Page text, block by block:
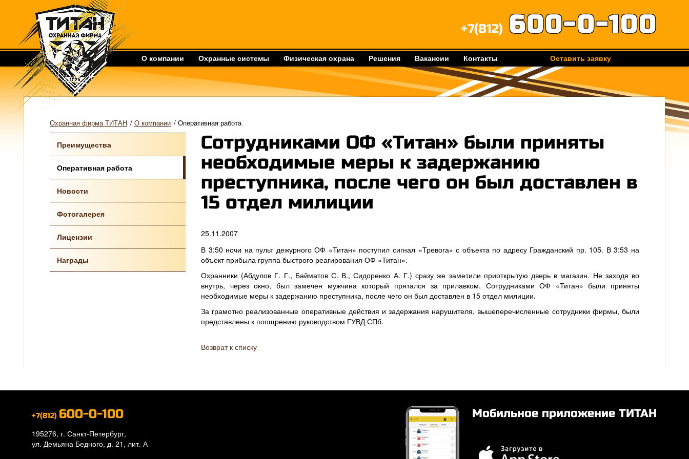
+7(812) 600-0-100
О компании Охранные системы Физическая охрана Решения Вакансии Контакты Оставить заявку
Охранная фирма ТИТАН / О компании / Оперативная работа
Преимущества
Оперативная работа
Новости
Фотогалерея
Лицензии
Награды
Сотрудниками ОФ «Титан» были приняты
необходимые меры к задержанию
преступника, после чего он был доставлен в
15 отдел милиции
25.11.2007
В 3:50 ночи на пульт дежурного ОФ «Титан» поступил сигнал «Тревога» с объекта по адресу Гражданский пр. 105. В 3:53 на
объект прибыла группа быстрого реагирования ОФ «Титан».
Охранники (Абдулов Г. Г., Байматов С. В., Сидоренко А. Г.) сразу же заметили приоткрытую дверь в магазин. Не заходя во
внутрь, через окно, был замечен мужчина который прятался за прилавком. Сотрудниками ОФ «Титан» были приняты
необходимые меры к задержанию преступника, после чего он был доставлен в 15 отдел милиции.
За грамотно реализованные оперативные действия и задержания нарушителя, вышеперечисленные сотрудники фирмы, были
представлены к поощрению руководством ГУВД СПб.
Возврат к списку
+7(812) 600-0-100
195276, г. Санкт-Петербург,
ул. Демьяна Бедного, д. 21, лит. А
Мобильное приложение ТИТАН